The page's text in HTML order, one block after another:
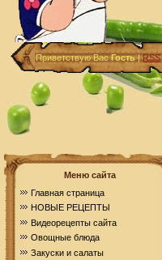
Приветствую Вас Гость|RSS
Меню сайта
Главная страница
НОВЫЕ РЕЦЕПТЫ
Видеорецепты сайта
Овощные блюда
Закуски и салаты